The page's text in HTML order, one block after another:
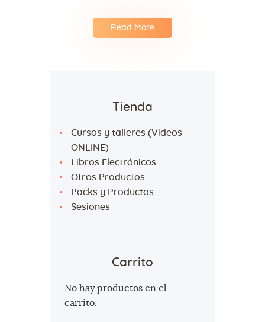
Read More
Tienda
Cursos y talleres (Videos
ONLINE)
Libros Electrónicos
Otros Productos
Packs y Productos
Sesiones
Carrito
No hay productos en el
carrito.